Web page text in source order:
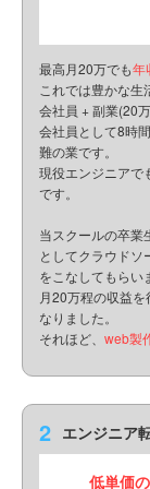
最高月20万でも年
これでは豊かな生
会社員 + 副業(20
会社員として8時
難の業です。
現役エンジニアで
です。
当スクールの卒業
としてクラウドソ
をこなしてもらい
月20万程の収益
なりました。
それほど、 web製
2 エンジニア
低単価